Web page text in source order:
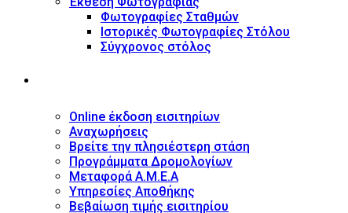
Φωτογραφίες Σταθμών
Ιστορικές Φωτογραφίες Στόλου
Σύγχρονος στόλος
Online έκδοση εισιτηρίων
Αναχωρήσεις
Βρείτε την πλησιέστερη στάση
Προγράμματα Δρομολογίων
Μεταφορά Α.Μ.Ε.Α
Υπηρεσίες Αποθήκης
Βεβαίωση τιμής εισιτηρίου